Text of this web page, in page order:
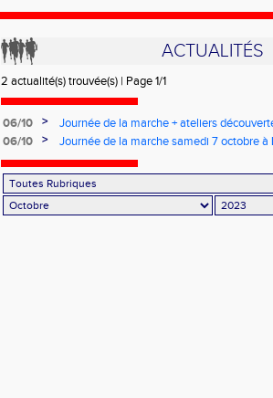
ACTUALITÉS
2 actualité(s) trouvée(s) | Page 1/1
06/10 >
Journée de la marche + ateliers
Lempdes
06/10 > Journée de la marche samedi 7 octobre à